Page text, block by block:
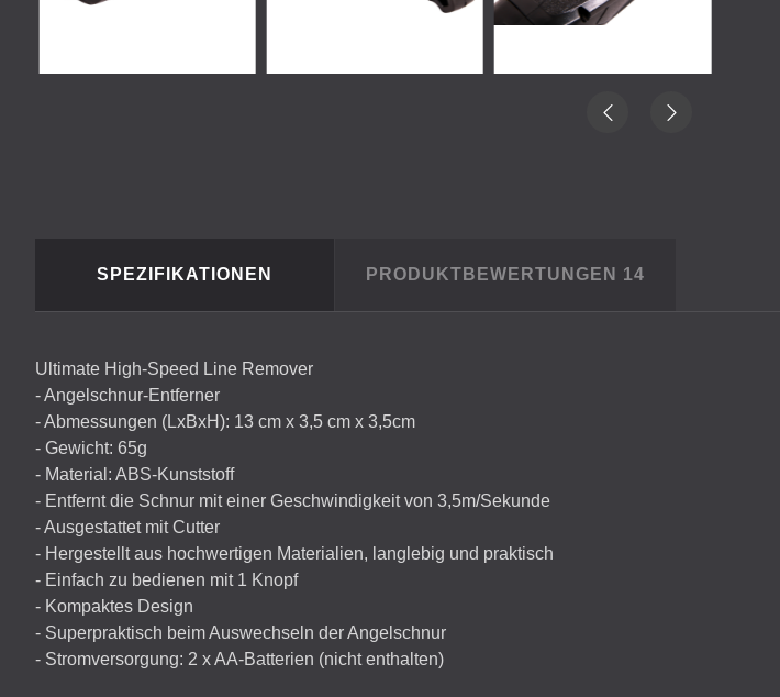
SPEZIFIKATIONEN PRODUKTBEWERTUNGEN 14
Ultimate High-Speed Line Remover
- Angelschnur-Entferner
- Abmessungen (LxBxH): 13 cm x 3,5 cm x 3,5cm
- Gewicht: 65g
- Material: ABS-Kunststoff
- Entfernt die Schnur mit einer Geschwindigkeit von 3,5m/Sekunde
- Ausgestattet mit Cutter
- Hergestellt aus hochwertigen Materialien, langlebig und praktisch
- Einfach zu bedienen mit 1 Knopf
- Kompaktes Design
- Superpraktisch beim Auswechseln der Angelschnur
- Stromversorgung: 2 x AA-Batterien (nicht enthalten)